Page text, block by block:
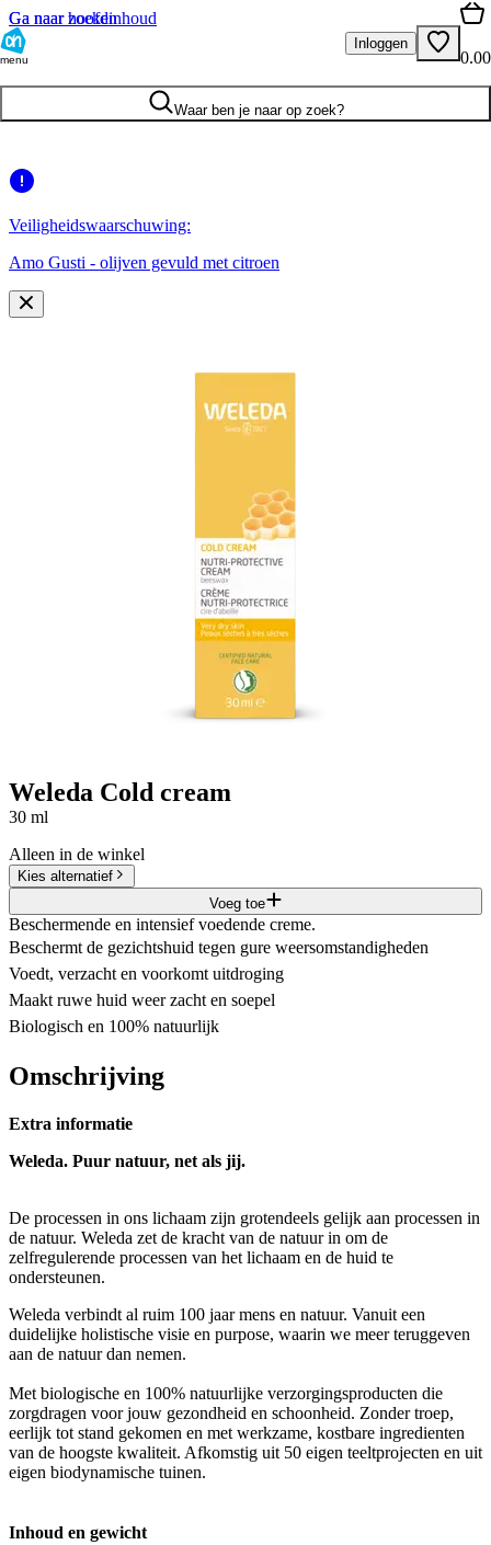
Ga naar hoofdinhoud
Ga naar zoeken
menu
Inloggen
0.00
Waar ben je naar op zoek?
Veiligheidswaarschuwing:
Amo Gusti - olijven gevuld met citroen
Weleda Cold cream
30 ml
Alleen in de winkel
Kies alternatief
Voeg toe
Beschermende en intensief voedende creme.
Beschermt de gezichtshuid tegen gure weersomstandigheden
Voedt, verzacht en voorkomt uitdroging
Maakt ruwe huid weer zacht en soepel
Biologisch en 100% natuurlijk
Omschrijving
Extra informatie
Weleda. Puur natuur, net als jij.
De processen in ons lichaam zijn grotendeels gelijk aan processen in
de natuur. Weleda zet de kracht van de natuur in om de
zelfregulerende processen van het lichaam en de huid te
ondersteunen.
Weleda verbindt al ruim 100 jaar mens en natuur. Vanuit een
duidelijke holistische visie en purpose, waarin we meer teruggeven
aan de natuur dan nemen.
Met biologische en 100% natuurlijke verzorgingsproducten die
zorgdragen voor jouw gezondheid en schoonheid. Zonder troep,
eerlijk tot stand gekomen en met werkzame, kostbare ingredienten
van de hoogste kwaliteit. Afkomstig uit 50 eigen teeltprojecten en uit
eigen biodynamische tuinen.
Inhoud en gewicht